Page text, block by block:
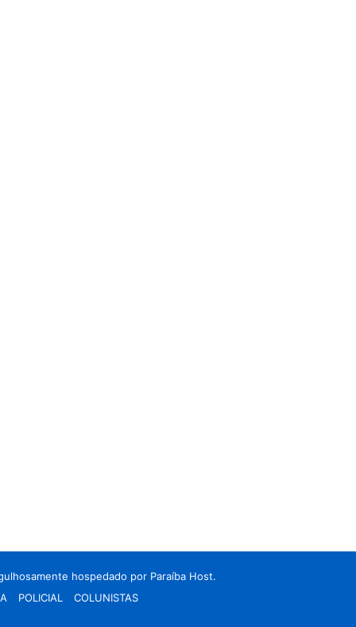
hospedado por Paraíba Host.
POLICIAL
COLUNISTAS